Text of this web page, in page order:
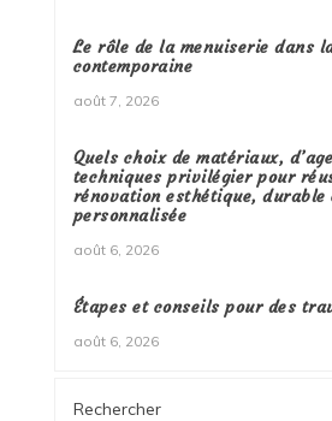
Le rôle de la menuiserie dans
contemporaine
août 7, 2026
Quels choix de matériaux,
techniques privilégier pour
rénovation esthétique, durable
personnalisée
août 6, 2026
Étapes et conseils pour des
août 6, 2026
Rechercher